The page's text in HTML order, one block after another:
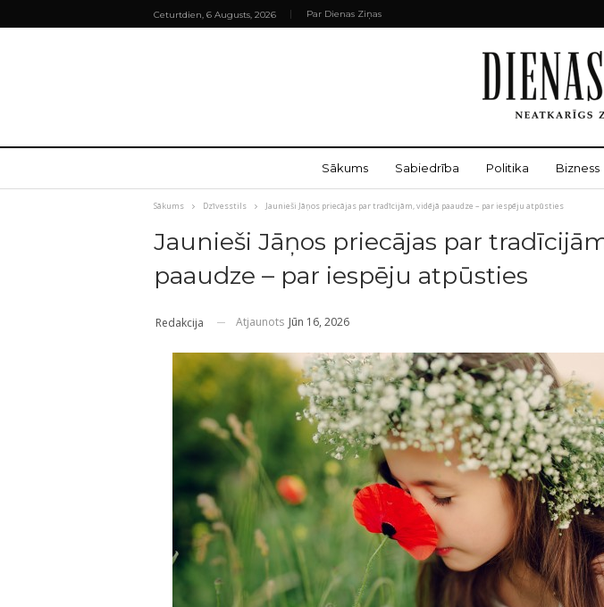
Ceturtdien, 6 Augusts, 2026 Par Dienas Ziņas
Sākums Sabiedrība Politika Bizness
Sākums Dzīvesstils Jaunieši Jāņos priecājas par tradīcijām, vidējā paaudze – par iespēju atpūsties
Jaunieši Jāņos priecājas par
paaudze – par iespēju atpūsties
Redakcija Atjaunots Jūn 16, 2026